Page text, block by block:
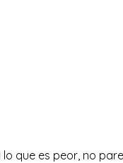
que es peor, no